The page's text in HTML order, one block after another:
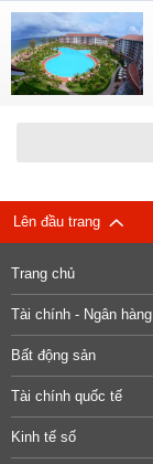
Lên đầu trang
Trang chủ
Tài chính - Ngân hàng
Bất động sản
Tài chính quốc tế
Kinh tế số